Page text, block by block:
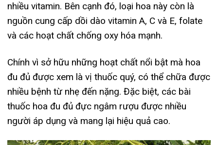
nhiều vitamin. Bên cạnh đó, loại hoa này còn là
nguồn cung cấp dồi dào vitamin A, C và E, folate
và các hoạt chất chống oxy hóa mạnh.
Chính vì sở hữu những hoạt chất nổi bật mà hoa
đu đủ được xem là vị thuốc quý, có thể chữa được
nhiều bệnh từ nhẹ đến nặng. Đặc biệt, các bài
thuốc hoa đu đủ đực ngâm rượu được nhiều
người áp dụng và mang lại hiệu quả cao.